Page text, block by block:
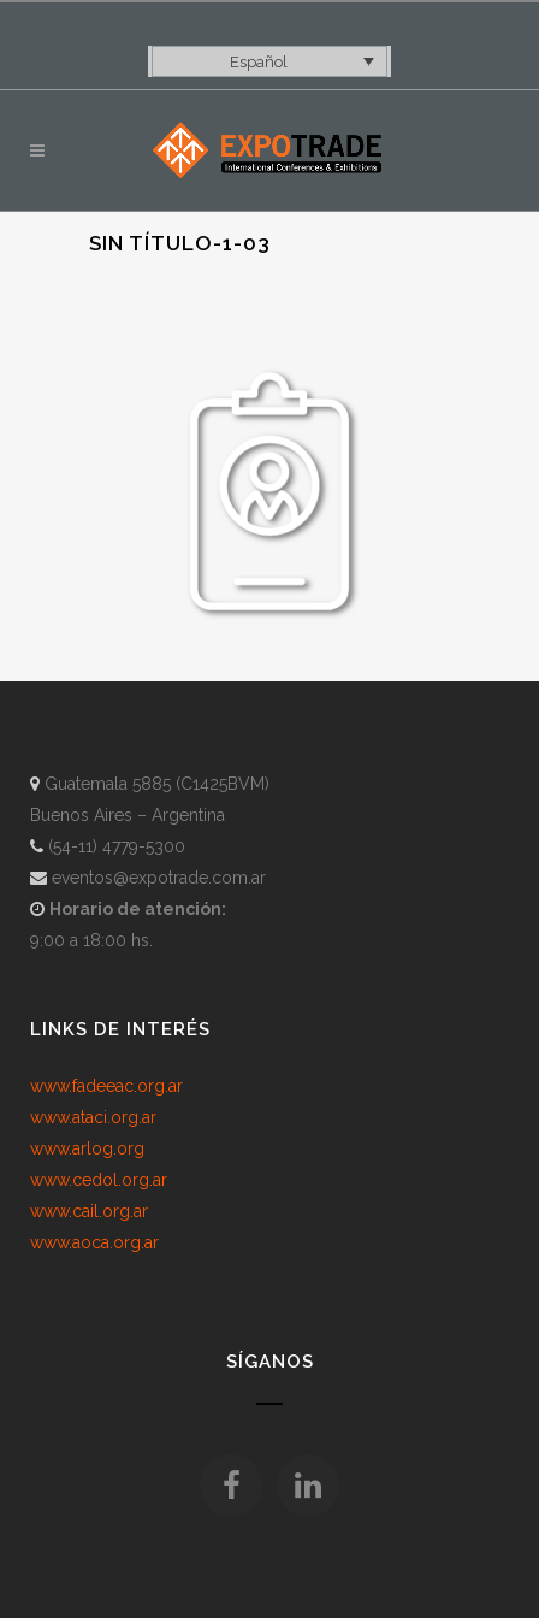
Español
SIN TÍTULO-1-03
Guatemala 5885 (C1425BVM)
Buenos Aires – Argentina
(54-11) 4779-5300
eventos@expotrade.com.ar
Horario de atención:
9:00 a 18:00 hs.
LINKS DE INTERÉS
www.fadeeac.org.ar
www.ataci.org.ar
www.arlog.org
www.cedol.org.ar
www.cail.org.ar
www.aoca.org.ar
SÍGANOS